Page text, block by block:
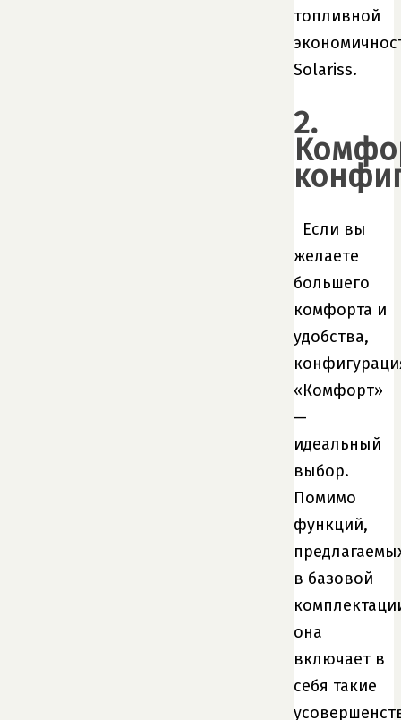
топливной
Solariss.
2.
Если вы
желаете
большего
комфорта и
удобства,
«Комфорт»
—
идеальный
выбор.
Помимо
функций,
в базовой
она
включает в
себя такие